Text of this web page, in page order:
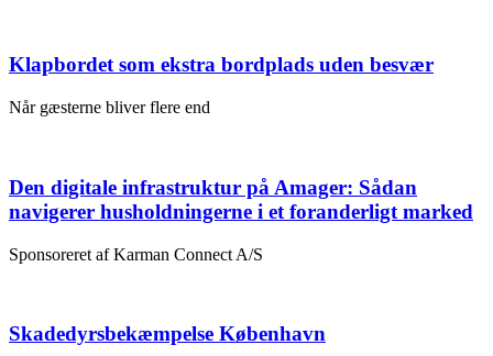
Klapbordet som ekstra bordplads uden besvær
Når gæsterne bliver flere end
Den digitale infrastruktur på Amager: Sådan
navigerer husholdningerne i et foranderligt marked
Sponsoreret af Karman Connect A/S
Skadedyrsbekæmpelse København